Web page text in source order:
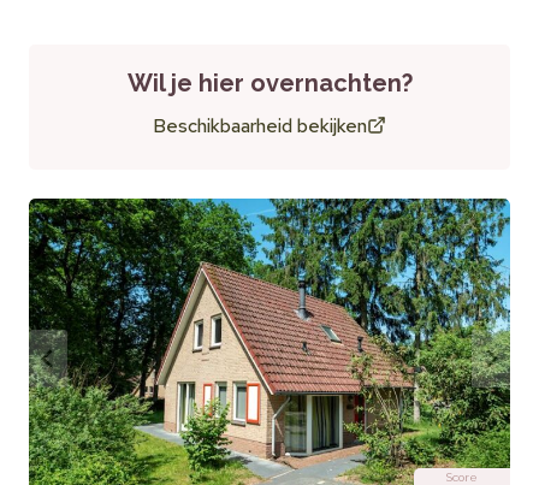
Gasten waarderen de rust, het comfort en de luxe van deze
gelijkvloerse villa. Vooral de hottub en sauna worden vaak
genoemd als hoogtepunten van het verblijf.
Praktische informatie
Huisdieren:Niet toegestaan
Extra’s:Gratis WiFi, centrale parkeerplaats
Wil je hier overnachten?
Beschikbaarheid bekijken
Score